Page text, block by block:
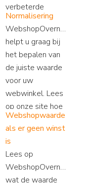
verbeterde
rentabiliteit. Lees
op onze website
alles over het
kopen en
verkopen van
webshops!
Normalisering
WebshopOvername.nl
helpt u graag bij
het bepalen van
de juiste waarde
voor uw
webwinkel. Lees
op onze site hoe
u resultaten
normaliseert.
Webshopwaarde
als er geen winst
is
Lees op
WebshopOvername.nl
wat de waarde